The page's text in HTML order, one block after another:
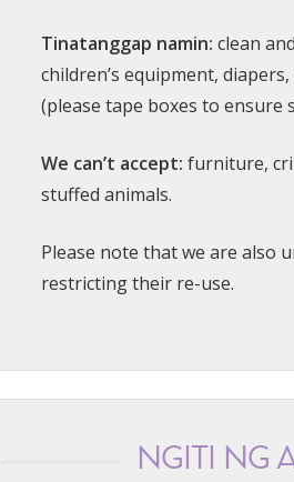
Tinatanggap namin: clean
children’s equipment,
(please tape boxes to ensure
We can’t accept: furniture,
stuffed animals.
Please note that we are also
restricting their re-use.
NGITI NG